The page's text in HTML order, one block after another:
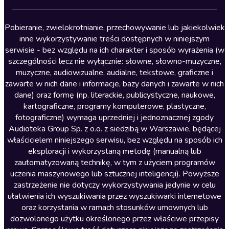
Lektury szkolne
Literatura anglojęzyczna
Literatura faktu
Literatura obyczajowa
Literatura piękna obca
Literatura piękna polska
Nagrania relaksacyjne
Nauka języków
Nauki humanistyczne
Podcasty i audycje
Polityka
Prasa
Religia
Pobieranie, zwielokrotnianie, przechowywanie lub jakiekolwiek
inne wykorzystywanie treści dostępnych w niniejszym
serwisie - bez względu na ich charakter i sposób wyrażenia (w
szczególności lecz nie wyłącznie: słowne, słowno-muzyczne,
muzyczne, audiowizualne, audialne, tekstowe, graficzne i
zawarte w nich dane i informacje, bazy danych i zawarte w nich
dane) oraz formę (np. literackie, publicystyczne, naukowe,
kartograficzne, programy komputerowe, plastyczne,
fotograficzne) wymaga uprzedniej i jednoznacznej zgody
Audioteka Group Sp. z o.o. z siedzibą w Warszawie, będącej
właścicielem niniejszego serwisu, bez względu na sposób ich
eksploracji i wykorzystaną metodę (manualną lub
zautomatyzowaną technikę, w tym z użyciem programów
uczenia maszynowego lub sztucznej inteligencji). Powyższe
zastrzeżenie nie dotyczy wykorzystywania jedynie w celu
ułatwienia ich wyszukiwania przez wyszukiwarki internetowe
oraz korzystania w ramach stosunków umownych lub
dozwolonego użytku określonego przez właściwe przepisy